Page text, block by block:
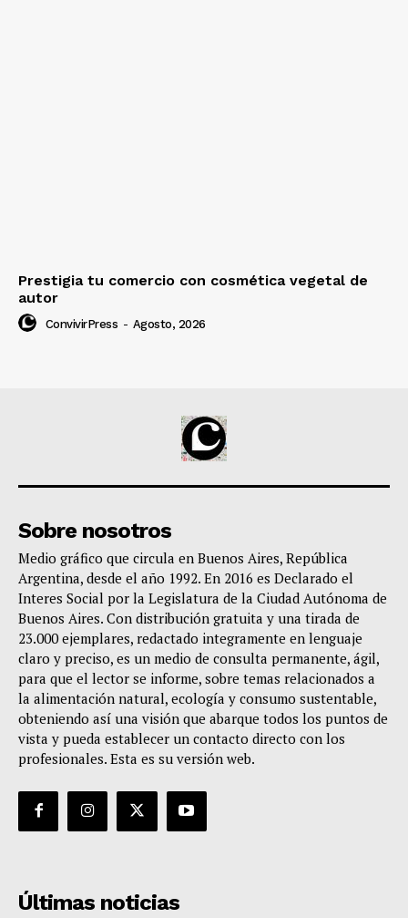
Prestigia tu comercio con cosmética vegetal de
autor
ConvivirPress - Agosto, 2026
Sobre nosotros
Medio gráfico que circula en Buenos Aires, República
Argentina, desde el año 1992. En 2016 es Declarado el
Interes Social por la Legislatura de la Ciudad Autónoma de
Buenos Aires. Con distribución gratuita y una tirada de
23.000 ejemplares, redactado integramente en lenguaje
claro y preciso, es un medio de consulta permanente, ágil,
para que el lector se informe, sobre temas relacionados a
la alimentación natural, ecología y consumo sustentable,
obteniendo así una visión que abarque todos los puntos de
vista y pueda establecer un contacto directo con los
profesionales. Esta es su versión web.
Últimas noticias